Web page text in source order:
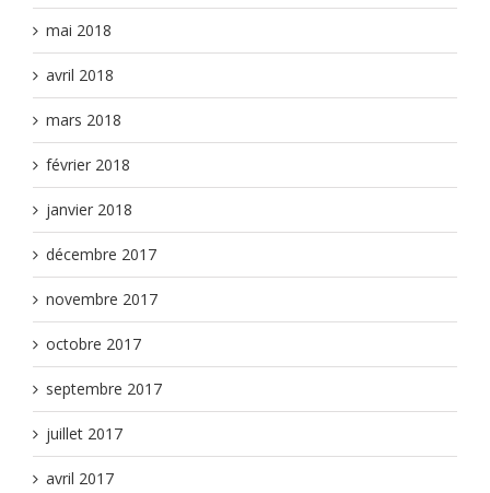
mai 2018
avril 2018
mars 2018
février 2018
janvier 2018
décembre 2017
novembre 2017
octobre 2017
septembre 2017
juillet 2017
avril 2017